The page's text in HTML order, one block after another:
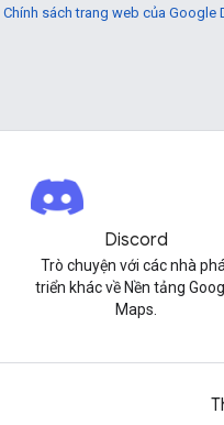
Chính sách trang web của Google
Discord
Trò chuyện với các nhà
triển khác về Nền tảng
Maps.